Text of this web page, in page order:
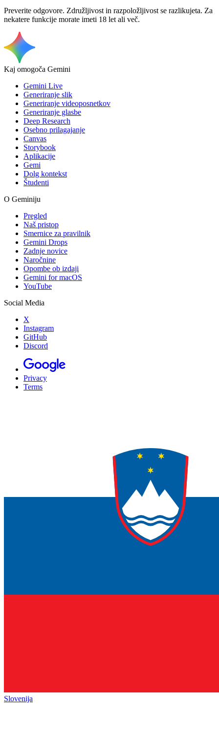
Preverite odgovore. Združljivost in razpoložljivost se razlikujeta. Za
nekatere funkcije morate imeti 18 let ali več.
Kaj omogoča Gemini
Gemini Live
Generiranje slik
Generiranje videoposnetkov
Generiranje glasbe
Deep Research
Osebno prilagajanje
Canvas
Storybook
Aplikacije
Gemi
Dolg kontekst
Študenti
O Geminiju
Pregled
Naš pristop
Smernice za pravilnik
Gemini Drops
Zadnje novice
Naročnine
Opombe ob izdaji
Gemini for macOS
YouTube
Social Media
X
Instagram
GitHub
Discord
Privacy
Terms
Slovenija